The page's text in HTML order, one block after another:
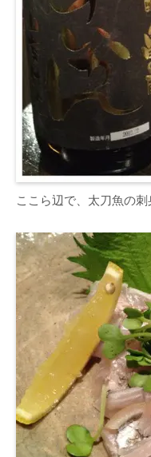
ここら辺で、太刀魚の刺